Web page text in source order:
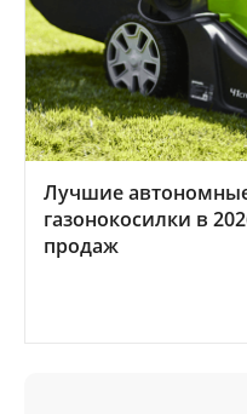
Лучшие
газонокосилки в
продаж